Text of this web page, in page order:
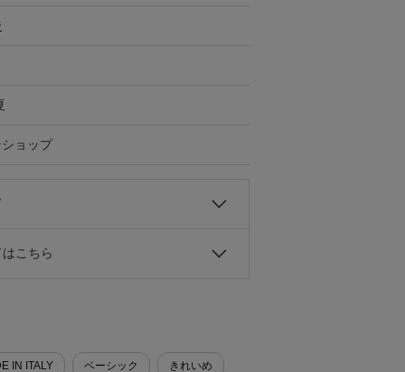
ョップ
こちら
IN ITALY ベーシック きれいめ